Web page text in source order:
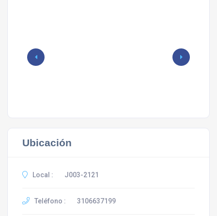
Ubicación
Local : J003-2121
Teléfono : 3106637199